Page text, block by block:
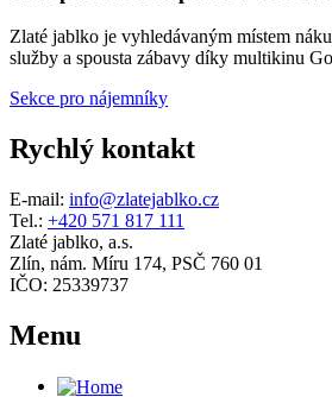
Zlaté jablko je vyhledávaným místem
služby a spousta zábavy díky multikinu
Sekce pro nájemníky
Rychlý kontakt
E-mail: info@zlatejablko.cz
Tel.: +420 571 817 111
Zlaté jablko, a.s.
Zlín, nám. Míru 174, PSČ 760 01
IČO: 25339737
Menu